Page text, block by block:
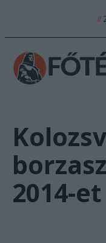
//
2014-